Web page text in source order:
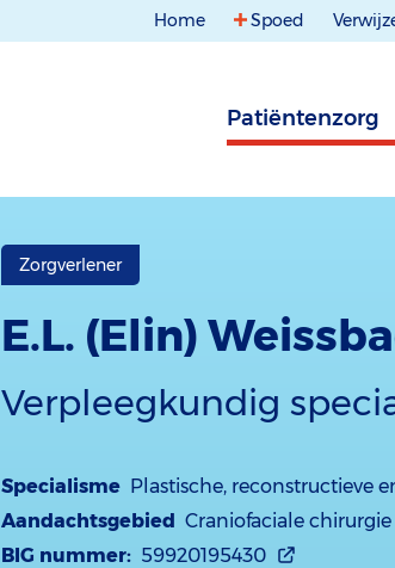
Home Spoed
Patiëntenzorg
Zorgverlener
E.L. (Elin)
Verpleegkundig
Specialisme Plastische, reconstructieve
Aandachtsgebied Craniofaciale chirurgie
BIG nummer: 59920195430